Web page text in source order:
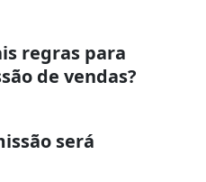
regras para
de vendas?
será